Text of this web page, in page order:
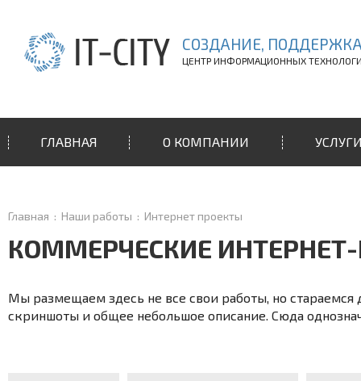
СОЗДАНИЕ,
ЦЕНТР ИНФОРМАЦИОННЫХ
ГЛАВНАЯ О КОМПАНИИ
Главная : Наши работы : Интернет проекты
КОММЕРЧЕСКИЕ
Мы размещаем здесь не все свои работы, но стараемся
скриншоты и общее небольшое описание. Сюда